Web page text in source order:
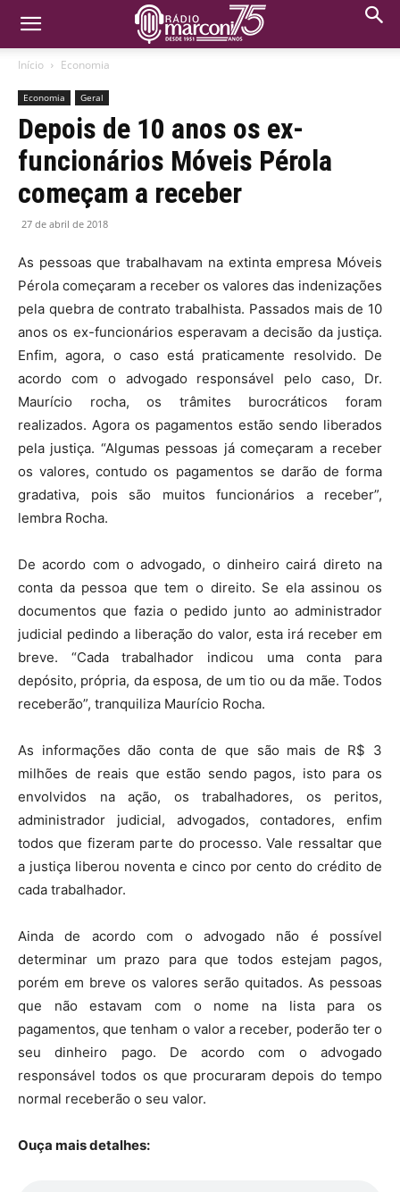
Início Economia
Economia Geral
Depois de 10 anos os ex-
funcionários Móveis Pérola
começam a receber
27 de abril de 2018
As pessoas que trabalhavam na extinta empresa Móveis
Pérola começaram a receber os valores das indenizações
pela quebra de contrato trabalhista. Passados mais de 10
anos os ex-funcionários esperavam a decisão da justiça.
Enfim, agora, o caso está praticamente resolvido. De
acordo com o advogado responsável pelo caso, Dr.
Maurício rocha, os trâmites burocráticos foram
realizados. Agora os pagamentos estão sendo liberados
pela justiça. “Algumas pessoas já começaram a receber
os valores, contudo os pagamentos se darão de forma
gradativa, pois são muitos funcionários a receber”,
lembra Rocha.
De acordo com o advogado, o dinheiro cairá direto na
conta da pessoa que tem o direito. Se ela assinou os
documentos que fazia o pedido junto ao administrador
judicial pedindo a liberação do valor, esta irá receber em
breve. “Cada trabalhador indicou uma conta para
depósito, própria, da esposa, de um tio ou da mãe. Todos
receberão”, tranquiliza Maurício Rocha.
As informações dão conta de que são mais de R$ 3
milhões de reais que estão sendo pagos, isto para os
envolvidos na ação, os trabalhadores, os peritos,
administrador judicial, advogados, contadores, enfim
todos que fizeram parte do processo. Vale ressaltar que
a justiça liberou noventa e cinco por cento do crédito de
cada trabalhador.
Ainda de acordo com o advogado não é possível
determinar um prazo para que todos estejam pagos,
porém em breve os valores serão quitados. As pessoas
que não estavam com o nome na lista para os
pagamentos, que tenham o valor a receber, poderão ter o
seu dinheiro pago. De acordo com o advogado
responsável todos os que procuraram depois do tempo
normal receberão o seu valor.
Ouça mais detalhes: